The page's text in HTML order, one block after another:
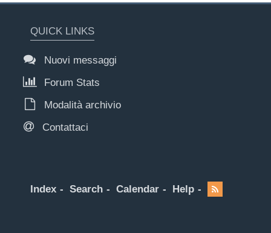
QUICK LINKS
Nuovi messaggi
Forum Stats
Modalità archivio
Contattaci
Index Search Calendar Help